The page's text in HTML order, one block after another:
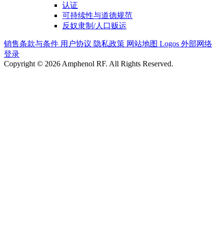
认证
可持续性与道德规范
反奴隶制/人口贩运
销售条款与条件 用户协议 隐私政策 网站地图 Logos 外部网络
登录
Copyright © 2026 Amphenol RF. All Rights Reserved.